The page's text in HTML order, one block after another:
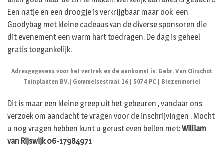
Een natje en een droogje is verkrijgbaar maar ook een
Goodybag met kleine cadeaus van de diverse sponsoren die
dit evenement een warm hart toedragen. De dag is geheel
gratis toegankelijk.
Adresgegevens voor het vertrek en de aankomst is: Gebr. Van Oirschot
Tuinplanten BV.| Gommelsestraat 16 | 5074 PC | Biezenmortel
Dit is maar een kleine greep uit het gebeuren , vandaar ons
verzoek om aandacht te vragen voor de inschrijvingen . Mocht
u nog vragen hebben kunt u gerust even bellen met:William
van Rijswijk06-17984971